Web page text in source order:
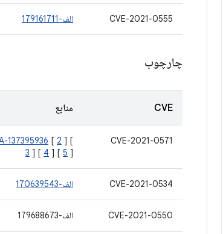
CVE-2021-0555 الف-179161711
چارچوب
CVE منابع
CVE-2021-0571
137395936 [ 2 ] [
3 ] [ 4 ] [ 5 ]
CVE-2021-0534 الف-170639543
CVE-2021-0550 الف-179688673